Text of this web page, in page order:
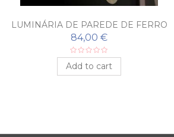
LUMINÁRIA DE PAREDE DE FERRO
FORJADO BOLA DE CRISTAL
84,00 €
Add to cart